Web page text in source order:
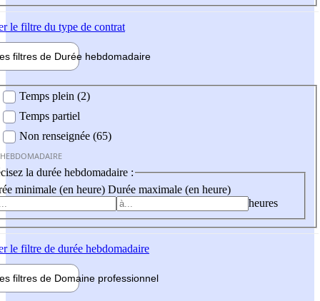
le filtre du type de contrat
filtres de Durée hebdomadaire
Temps plein (2)
Temps partiel
Non renseignée (65)
la durée hebdomadaire :
minimale (en heure) Durée maximale (en heure)
heures
le filtre de durée hebdomadaire
filtres de Domaine professionnel